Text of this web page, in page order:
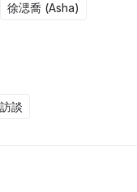
徐㴓喬 (Asha)
訪談